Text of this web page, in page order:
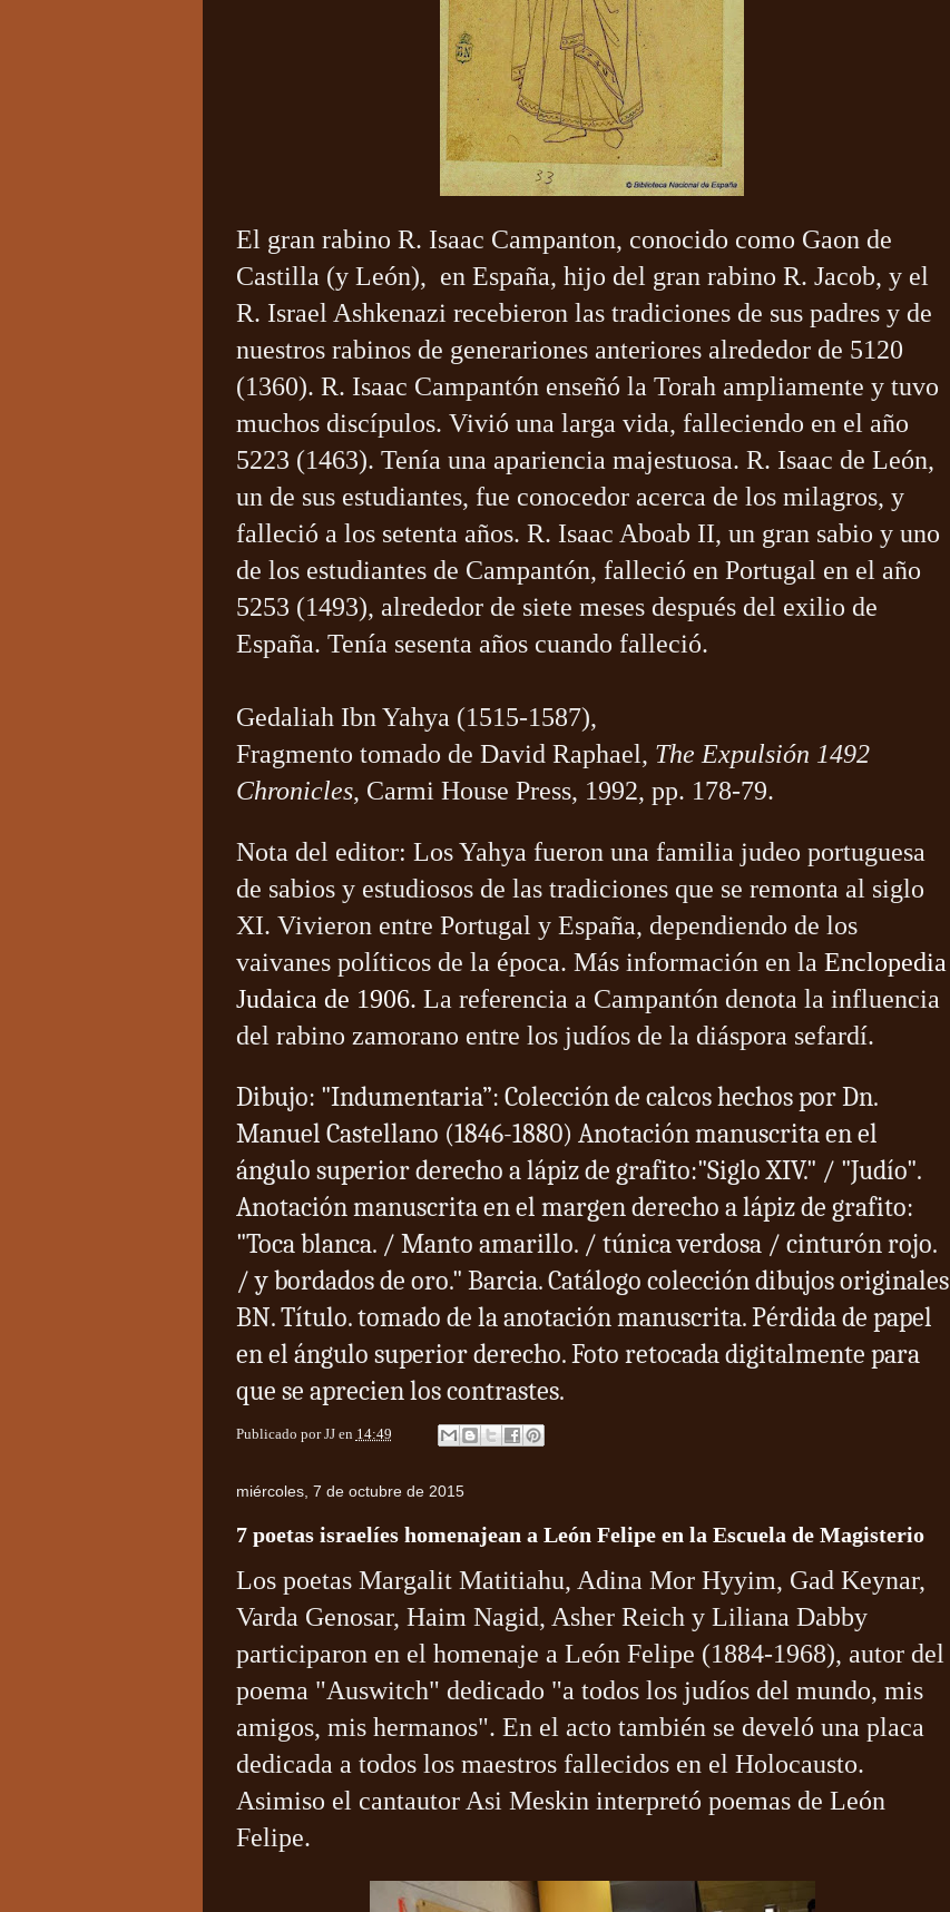
El gran rabino R. Isaac Campanton, conocido como Gaon de
Castilla (y León), en España, hijo del gran rabino R. Jacob, y el
R. Israel Ashkenazi recebieron las tradiciones de sus padres y de
nuestros rabinos de generariones anteriores alrededor de 5120
(1360). R. Isaac Campantón enseñó la Torah ampliamente y tuvo
muchos discípulos. Vivió una larga vida, falleciendo en el año
5223 (1463). Tenía una apariencia majestuosa. R. Isaac de León,
un de sus estudiantes, fue conocedor acerca de los milagros, y
falleció a los setenta años. R. Isaac Aboab II, un gran sabio y uno
de los estudiantes de Campantón, falleció en Portugal en el año
5253 (1493), alrededor de siete meses después del exilio de
España. Tenía sesenta años cuando falleció.
Gedaliah Ibn Yahya (1515-1587),
Fragmento tomado de David Raphael, The Expulsión 1492
Chronicles, Carmi House Press, 1992, pp. 178-79.
Nota del editor: Los Yahya fueron una familia judeo portuguesa
de sabios y estudiosos de las tradiciones que se remonta al siglo
XI. Vivieron entre Portugal y España, dependiendo de los
vaivanes políticos de la época. Más información en la Enclopedia
Judaica de 1906. La referencia a Campantón denota la influencia
del rabino zamorano entre los judíos de la diáspora sefardí.
Dibujo: "Indumentaria”: Colección de calcos hechos por Dn.
Manuel Castellano (1846-1880) Anotación manuscrita en el
ángulo superior derecho a lápiz de grafito:"Siglo XIV." / "Judío".
Anotación manuscrita en el margen derecho a lápiz de grafito:
"Toca blanca. / Manto amarillo. / túnica verdosa / cinturón rojo.
/ y bordados de oro." Barcia. Catálogo colección dibujos originales
BN. Título. tomado de la anotación manuscrita. Pérdida de papel
en el ángulo superior derecho. Foto retocada digitalmente para
que se aprecien los contrastes.
Publicado porJJ en 14:49
miércoles, 7 de octubre de 2015
7 poetas israelíes homenajean a León Felipe en la Escuela de Magisterio
Los poetas Margalit Matitiahu, Adina Mor Hyyim, Gad Keynar,
Varda Genosar, Haim Nagid, Asher Reich y Liliana Dabby
participaron en el homenaje a León Felipe (1884-1968), autor del
poema "Auswitch" dedicado "a todos los judíos del mundo, mis
amigos, mis hermanos". En el acto también se develó una placa
dedicada a todos los maestros fallecidos en el Holocausto.
Asimiso el cantautor Asi Meskin interpretó poemas de León
Felipe.